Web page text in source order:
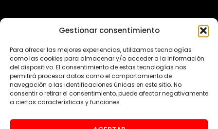
Gestionar consentimiento
Para ofrecer las mejores experiencias, utilizamos tecnologías
como las cookies para almacenar y/o acceder a la información
del dispositivo. El consentimiento de estas tecnologías nos
permitirá procesar datos como el comportamiento de
navegación o las identificaciones únicas en este sitio. No
consentir o retirar el consentimiento, puede afectar negativamente
a ciertas características y funciones.